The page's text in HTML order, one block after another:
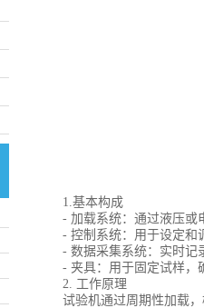
1.基本构成
- 加载系统：通过液压或
- 控制系统：用于设定和
- 数据采集系统：实时记
- 夹具：用于固定试样，
2. 工作原理
试验机通过周期性加载